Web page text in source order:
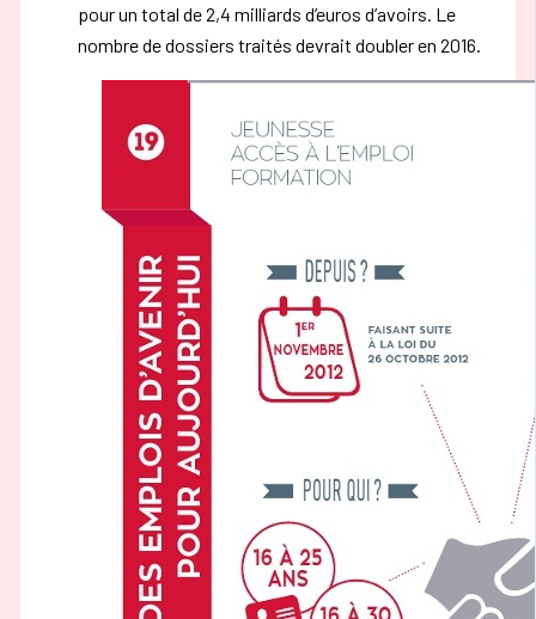
pour un total de 2,4 milliards d’euros d’avoirs. Le
nombre de dossiers traités devrait doubler en 2016.